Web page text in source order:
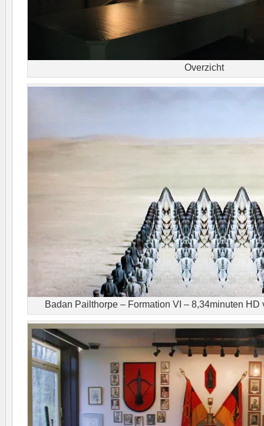
Overzicht
Badan Pailthorpe – Formation VI – 8,34minuten